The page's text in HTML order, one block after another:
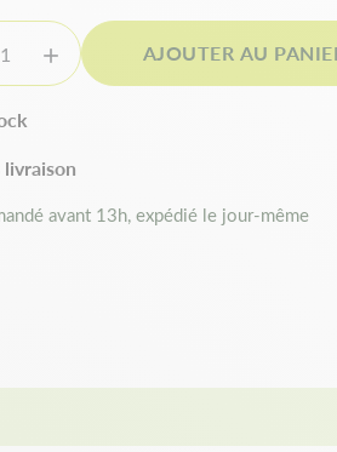
 AJOUTER AU
avant 13h, expédié le jour-même